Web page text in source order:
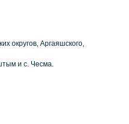
округов, Аргаяшского,
и с. Чесма.